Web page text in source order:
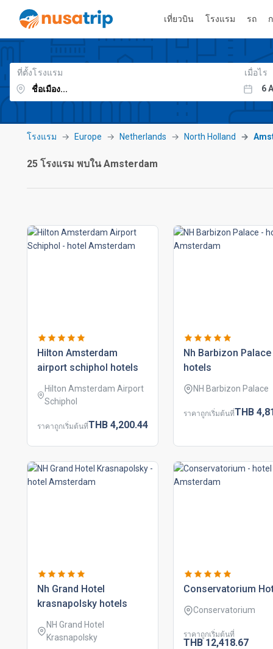
เที่ยวบิน โรงแรม รถ
ที่ตั้งโรงแรม เมื่อไร
โรงแรม Europe Netherlands North Holland
25 โรงแรม พบใน Amsterdam
hilton amsterdam
airport schiphol hotels
Hilton Amsterdam Airport
Schiphol
ราคาถูกเริ่มต้นที่THB 4,200.44
nh barbizon palace
hotels
NH Barbizon Palace
ราคาถูกเริ่มต้นที่THB
nh grand hotel
krasnapolsky hotels
NH Grand Hotel
Krasnapolsky
conservatorium
Conservatorium
ราคาถูกเริ่มต้นที่
THB12,418.67